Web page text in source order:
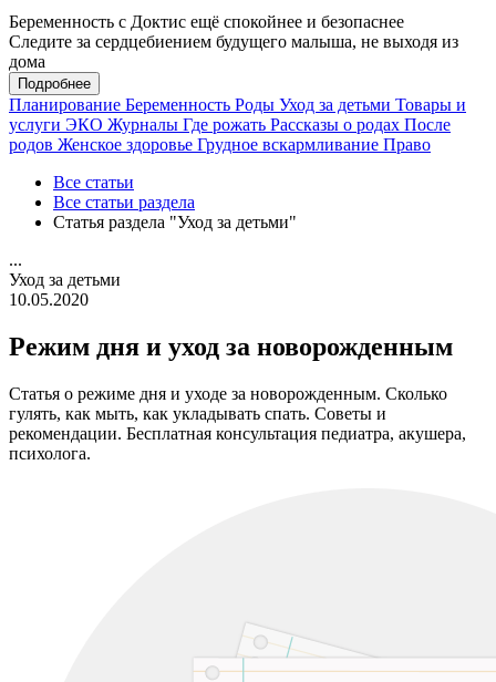
Беременность с Доктис ещё спокойнее и безопаснее
Следите за сердцебиением будущего малыша, не выходя из
дома
Подробнее
Планирование Беременность Роды Уход за детьми Товары и
услуги ЭКО Журналы Где рожать Рассказы о родах После
родов Женское здоровье Грудное вскармливание Право
Все статьи
Все статьи раздела
Статья раздела "Уход за детьми"
...
Уход за детьми
10.05.2020
Режим дня и уход за новорожденным
Статья о режиме дня и уходе за новорожденным. Сколько
гулять, как мыть, как укладывать спать. Советы и
рекомендации. Бесплатная консультация педиатра, акушера,
психолога.